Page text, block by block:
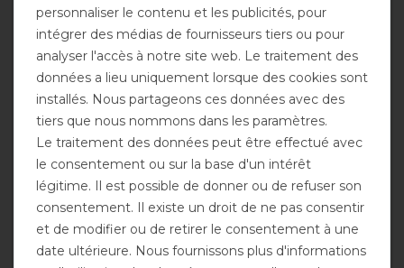
Fleecelining
mouches Eskadron
Basics Pro Cover Dura
personnaliser le contenu et les publicités, pour
intégrer des médias de fournisseurs tiers ou pour
analyser l'accès à notre site web. Le traitement des
données a lieu uniquement lorsque des cookies sont
installés. Nous partageons ces données avec des
tiers que nous nommons dans les paramètres.
Le traitement des données peut être effectué avec
le consentement ou sur la base d'un intérêt
légitime. Il est possible de donner ou de refuser son
consentement. Il existe un droit de ne pas consentir
et de modifier ou de retirer le consentement à une
date ultérieure. Nous fournissons plus d'informations